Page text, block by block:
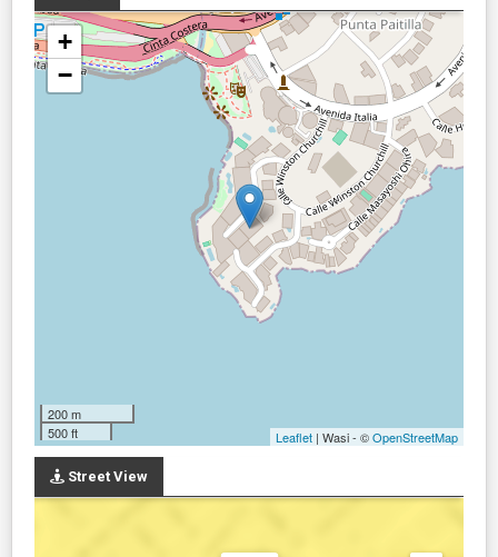
+
−
200 m
500 ft
Leaflet | Wasi - ©OpenStreetMap
Street View